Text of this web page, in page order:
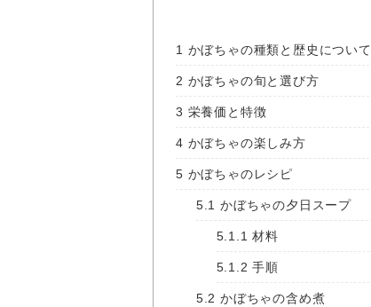
1 かぼちゃの種類と歴史について
2 かぼちゃの旬と選び方
3 栄養価と特徴
4 かぼちゃの楽しみ方
5 かぼちゃのレシピ
5.1 かぼちゃの夕日スープ
5.1.1 材料
5.1.2 手順
5.2 かぼちゃの含め煮